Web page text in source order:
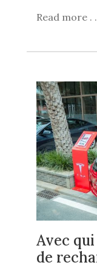
Read more . .
Avec
de